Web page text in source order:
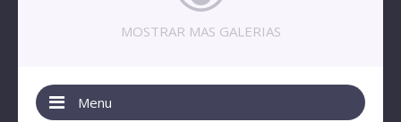
MOSTRAR MAS GALERIAS
Menu